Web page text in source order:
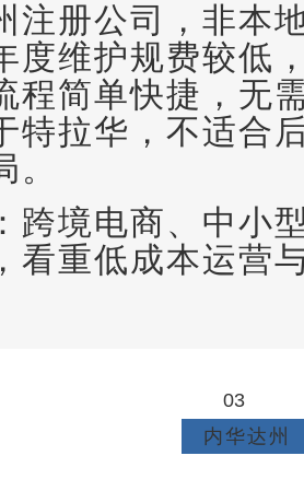
注册公司，非本
度维护规费较低
程简单快捷，无
特拉华，不适合
跨境电商、中小
看重低成本运营
03
内华达州